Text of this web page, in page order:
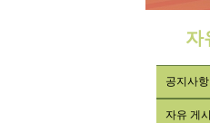
자
공지사항
자유 게